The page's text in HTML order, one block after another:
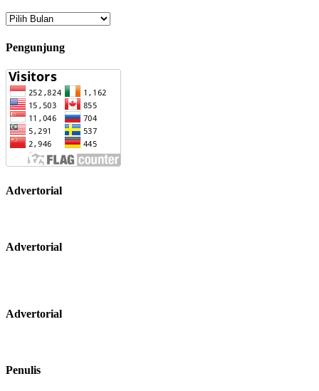
Arsip
Pengunjung
Advertorial
Advertorial
Advertorial
Penulis